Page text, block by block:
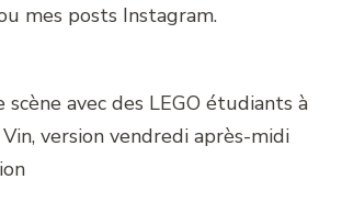
mes posts Instagram.
avec des LEGO étudiants à
version vendredi après-midi